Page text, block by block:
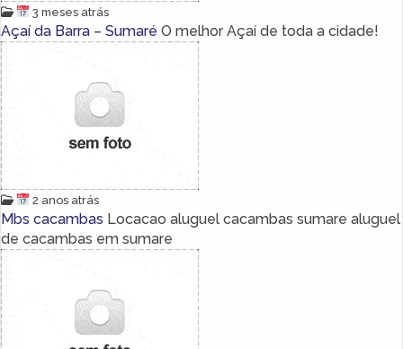
3 meses atrás
Açaí da Barra – Sumaré O melhor Açaí de toda a cidade!
2 anos atrás
Mbs cacambas Locacao aluguel cacambas sumare aluguel
de cacambas em sumare